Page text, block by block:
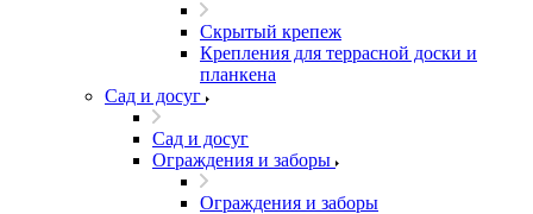
Скрытый крепеж
Крепления для террасной доски и
планкена
Сад и досуг
Сад и досуг
Ограждения и заборы
Ограждения и заборы